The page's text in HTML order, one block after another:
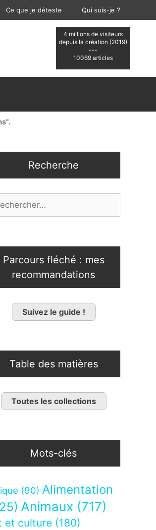
Ce que je déteste Qui suis-je ?
4 millions de visiteurs
depuis la création (2019)
---
10069 articles
Recherche
Parcours fléché : mes
recommandations
Suivez le guide !
Table des matières
Toutes les collections
Mots-clés
(90) Alimentation
Animaux (717)
et culture (180)